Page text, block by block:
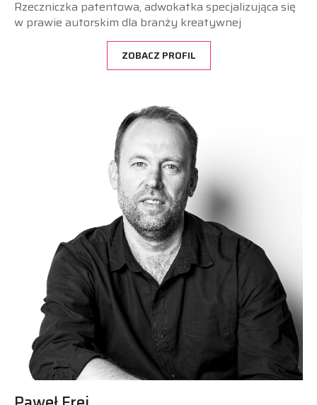
Rzeczniczka patentowa, adwokatka specjalizująca się
w prawie autorskim dla branży kreatywnej
ZOBACZ PROFIL